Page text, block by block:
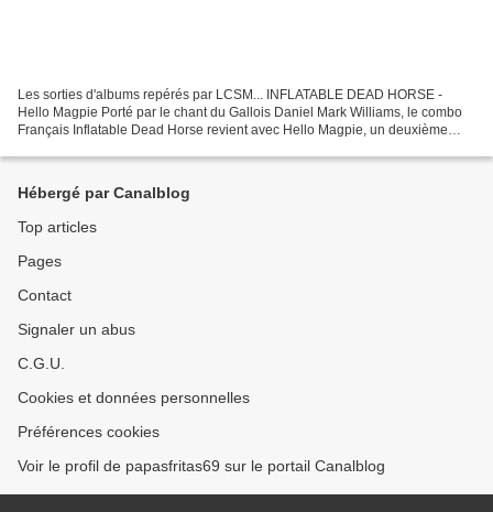
Les sorties d'albums repérés par LCSM... INFLATABLE DEAD HORSE -
Hello Magpie Porté par le chant du Gallois Daniel Mark Williams, le combo
Français Inflatable Dead Horse revient avec Hello Magpie, un deuxième
Hébergé par Canalblog
Top articles
Pages
Contact
Signaler un abus
C.G.U.
Cookies et données personnelles
Préférences cookies
Voir le profil de papasfritas69 sur le portail Canalblog